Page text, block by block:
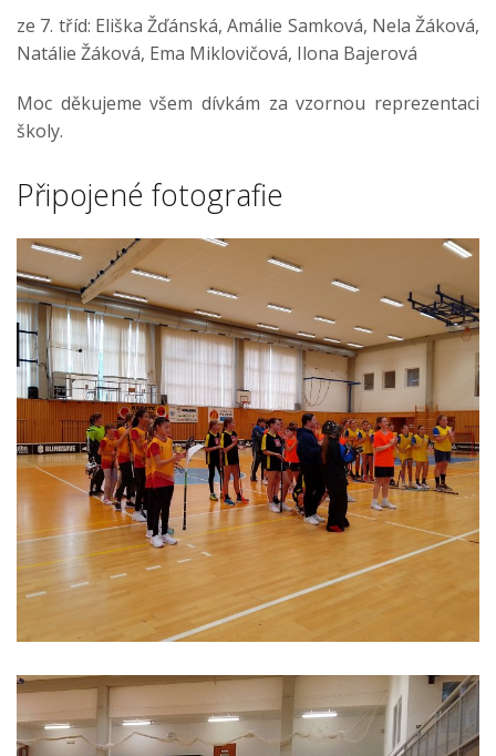
ze 7. tříd: Eliška Žďánská, Amálie Samková, Nela Žáková,
Natálie Žáková, Ema Miklovičová, Ilona Bajerová
Moc děkujeme všem dívkám za vzornou reprezentaci
školy.
Připojené fotografie